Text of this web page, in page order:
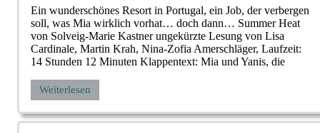
Ein wunderschönes Resort in Portugal, ein Job, der verbergen
soll, was Mia wirklich vorhat… doch dann… Summer Heat
von Solveig-Marie Kastner ungekürzte Lesung von Lisa
Cardinale, Martin Krah, Nina-Zofia Amerschläger, Laufzeit:
14 Stunden 12 Minuten Klappentext: Mia und Yanis, die
Weiterlesen